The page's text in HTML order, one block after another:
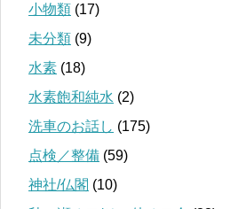
小物類 (17)
未分類 (9)
水素 (18)
水素飽和純水 (2)
洗車のお話し (175)
点検／整備 (59)
神社/仏閣 (10)